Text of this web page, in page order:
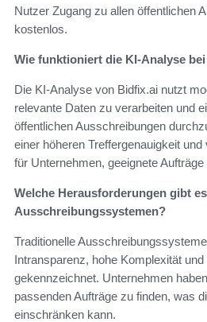
Nutzer Zugang zu allen öffentlichen
kostenlos.
Wie funktioniert die KI-Analyse
Die KI-Analyse von Bidfix.ai nutzt
relevante Daten zu verarbeiten und
öffentlichen Ausschreibungen
einer höheren Treffergenauigkeit
für Unternehmen, geeignete
Welche Herausforderungen gibt
Ausschreibungssystemen?
Traditionelle
Intransparenz, hohe Komplexität
gekennzeichnet. Unternehmen
passenden Aufträge zu finden, was
einschränken kann.